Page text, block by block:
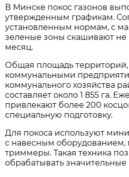
В Минске покос газонов
утвержденным графикам.
установленным нормам, с
зеленые зоны скашивают не
месяц.
Общая площадь
коммунальными
коммунального хозяйства
составляет около 1 855 га.
привлекают более 200
специальную подготовку.
Для покоса используют
с навесным оборудованием,
триммеры. Такая техника
обрабатывать